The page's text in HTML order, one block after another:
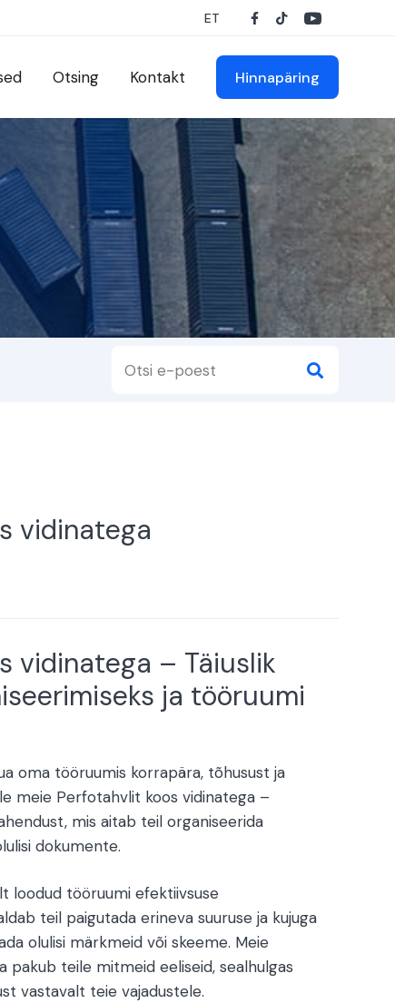
ET
Otsing Kontakt Hinnapäring
vidinatega
vidinatega – Täiuslik
ja tööruumi
oma tööruumis korrapära, tõhusust ja
meie Perfotahvlit koos vidinatega –
mis aitab teil organiseerida
dokumente.
loodud tööruumi efektiivsuse
teil paigutada erineva suuruse ja kujuga
olulisi märkmeid või skeeme. Meie
pakub teile mitmeid eeliseid, sealhulgas
vastavalt teie vajadustele.